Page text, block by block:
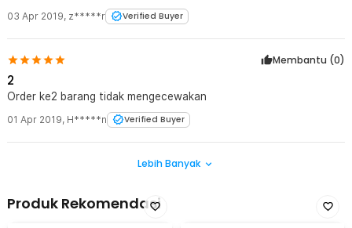
03 Apr 2019, z*****r Verified Buyer
Membantu (0)
2
Order ke2 barang tidak mengecewakan
01 Apr 2019, H*****n Verified Buyer
Lebih Banyak
Produk Rekomendasi